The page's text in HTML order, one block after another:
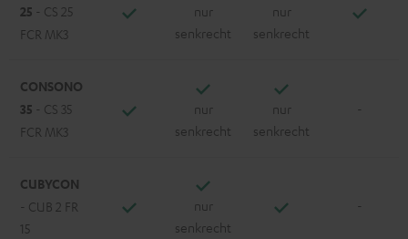
25 - CS 25
FCR MK3
nur
senkrecht
nur
senkrecht
CONSONO
35 - CS 35
FCR MK3
nur
senkrecht
nur
senkrecht
-
CUBYCON
- CUB 2 FR
15
nur
senkrecht
-